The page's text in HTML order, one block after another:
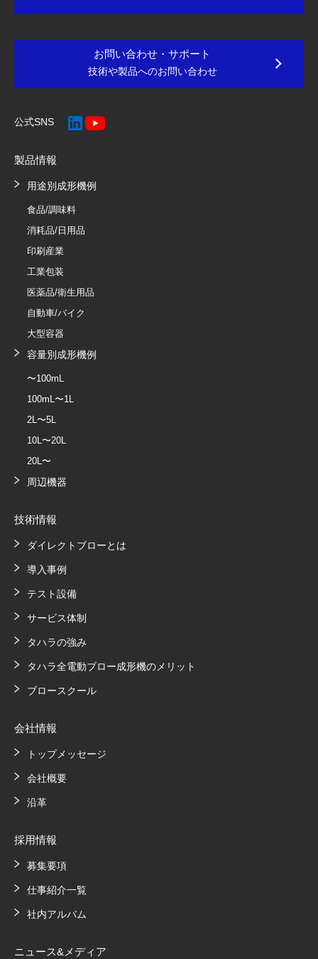
製品情報
用途別成形機例
食品/調味料
消耗品/日用品
印刷産業
工業包装
医薬品/衛生用品
自動車/バイク
大型容器
容量別成形機例
〜100mL
100mL〜1L
2L〜5L
10L〜20L
20L〜
周辺機器
技術情報
ダイレクトブローとは
導入事例
テスト設備
サービス体制
タハラの強み
タハラ全電動ブロー成形機のメリット
ブロースクール
会社情報
トップメッセージ
会社概要
沿革
採用情報
募集要項
仕事紹介一覧
社内アルバム
ニュース&メディア
お問い合わせ・サポート
技術や製品へのお問い合わせ
公式SNS